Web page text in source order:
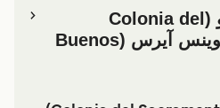
کولونیا دل ساکرامنتو (Colonia del
Sacramento) الي بوينس آيرس (Buenos